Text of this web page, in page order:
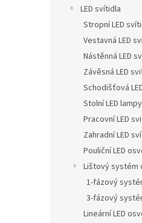
LED svítidla
Stropní LED
Vestavná LED
Nástěnná LED
Závěsná LED
Schodišťová
Stolní LED lampy
Pracovní LED
Zahradní LED
Pouliční LED
Lištový systém
1-fázový
3-fázový
Lineární LED